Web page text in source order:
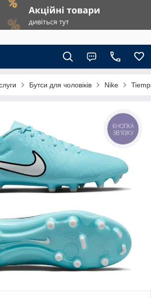
Бутси для чоловіків Nike
КНОПКА
ЗВ'ЯЗКУ